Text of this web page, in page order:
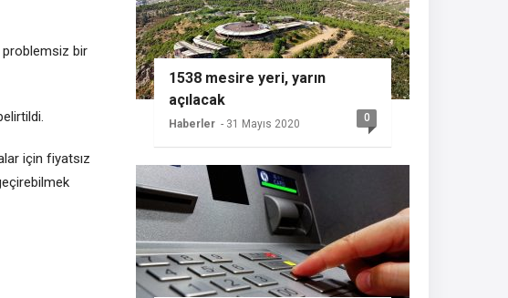
problemsiz bir
için fiyatsız
1538 mesire yeri, yarın
açılacak
Haberler - 31 Mayıs 2020 0